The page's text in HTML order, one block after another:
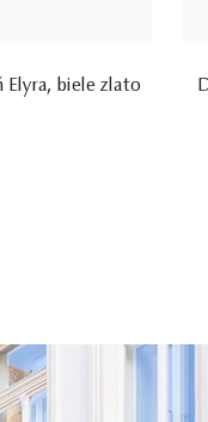
biele zlato